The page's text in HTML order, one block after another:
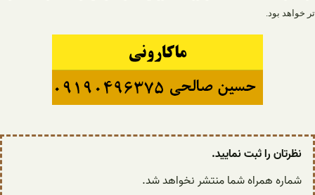
تر خواهد بود.
نظرتان را ثبت نمایید.
شماره همراه شما منتشر نخواهد شد.